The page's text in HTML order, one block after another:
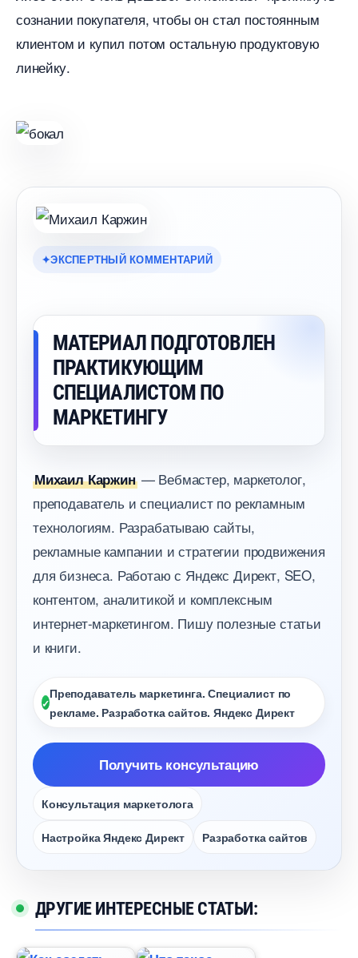
сознании покупателя, чтобы он стал постоянным
клиентом и купил потом остальную продуктовую
линейку.
ЭКСПЕРТНЫЙ КОММЕНТАРИЙ
МАТЕРИАЛ ПОДГОТОВЛЕН
ПРАКТИКУЮЩИМ
СПЕЦИАЛИСТОМ ПО
МАРКЕТИНГУ
Михаил Каржин— Вебмастер, маркетолог,
преподаватель и специалист по рекламным
технологиям. Разрабатываю сайты,
рекламные кампании и стратегии продвижения
для бизнеса. Работаю с Яндекс Директ, SEO,
контентом, аналитикой и комплексным
интернет-маркетингом. Пишу полезные статьи
и книги.
Преподаватель маркетинга. Специалист по
рекламе. Разработка сайтов. Яндекс Директ
Получить консультацию
Консультация маркетолога
Настройка Яндекс Директ Разработка сайто
ДРУГИЕ ИНТЕРЕСНЫЕ СТАТЬИ: